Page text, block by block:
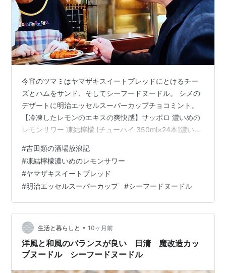
今宵のツマミはヤマザキスイートブレッドにとけるチー
ズとハムをサンド、そしてシーフードヌードル。 シメの
デザートに明治エッセルスーパーカップチョコミント。
【冷凍したレモンのエキスの爽快感】サッポロ 濃いめの
レモンサワー 凍結檸檬 [チューハイ 350ml×24本]濃いめ
ードヌードル 75gx20個 カップ麺 箱買いノーブランド品
Amazonヤマザキ スイートブレッド5枚切
yamasakiAmazon
#吉田類の酒場放浪記
#凍結檸檬濃いめのレモンサワー
#ヤマザキスイートブレッド
#明治エッセルスーパーカップ #シーフードヌードル
生活と暮らしと • 10ヶ月前
洋風と和風のバランスが良い 日清 魔改造カッ
プヌードル シーフードヌードル